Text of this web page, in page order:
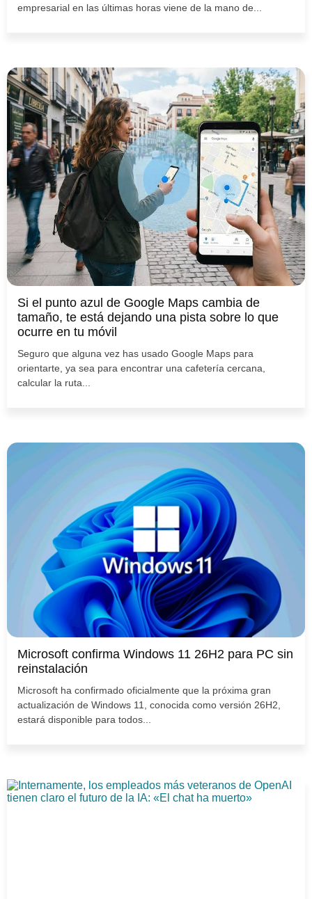
empresarial en las últimas horas viene de la mano de...
Si el punto azul de Google Maps cambia de
tamaño, te está dejando una pista sobre lo que
ocurre en tu móvil
Seguro que alguna vez has usado Google Maps para
orientarte, ya sea para encontrar una cafetería cercana,
calcular la ruta...
Microsoft confirma Windows 11 26H2 para PC sin
reinstalación
Microsoft ha confirmado oficialmente que la próxima gran
actualización de Windows 11, conocida como versión 26H2,
estará disponible para todos...